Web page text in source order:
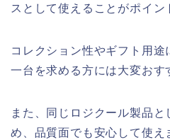
スとして使えることがポイン
コレクション性やギフト用
一台を求める方には大変おす
また、同じロジクール製品と
め、品質面でも安心して使え